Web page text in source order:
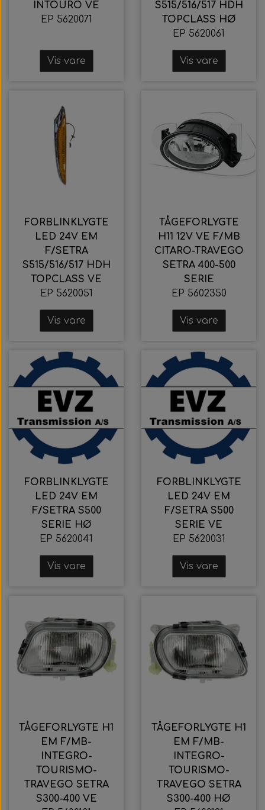
INTOURO VE
EP 5620071
Vis vare
S515/516/517 HDH
TOPCLASS HØ
EP 5620061
Vis vare
FORBLINKLYGTE
LED 24V EM
F/SETRA
S515/516/517 HDH
TOPCLASS VE
EP 5620051
Vis vare
TÅGEFORLYGTE
H11 12V VE F/MB
CITARO-TRAVEGO
SETRA 400-500
SERIE
EP 5602350
Vis vare
FORBLINKLYGTE
LED 24V EM
F/SETRA S500
SERIE HØ
EP 5620041
Vis vare
FORBLINKLYGTE
LED 24V EM
F/SETRA S500
SERIE VE
EP 5620031
Vis vare
TÅGEFORLYGTE H1
EM F/MB-
INTEGRO-
TOURISMO-
TRAVEGO SETRA
S300-400 VE
TÅGEFORLYGTE H1
EM F/MB-
INTEGRO-
TOURISMO-
TRAVEGO SETRA
S300-400 HØ